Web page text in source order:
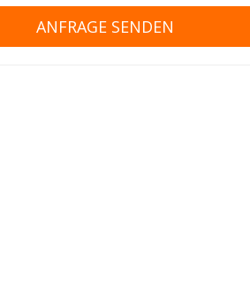
ANFRAGE SENDEN